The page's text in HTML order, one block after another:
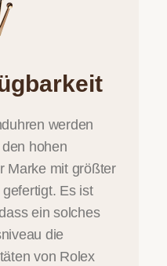
werden
hohen
Marke mit größter
Es ist
ein solches
die
von Rolex